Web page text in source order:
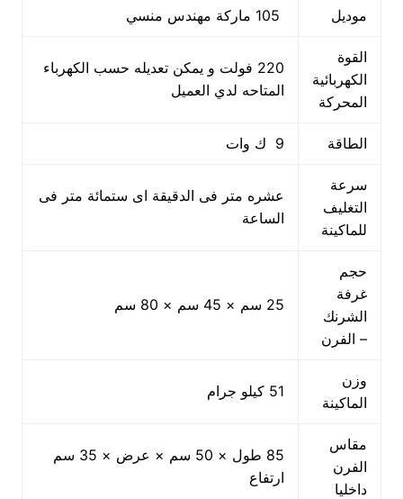
موديل
القوة
الكهربائية
المحركة
220 فولت و يمكن تعديله حسب الكهرباء
المتاحه لدي العميل
الطاقة 9 ك وات
سرعة
التغليف
للماكينة
عشره متر فى الدقيقة اى ستمائة متر فى
الساعة
حجم
غرفة
الشرنك
– الفرن
25 سم × 45 سم × 80 سم
وزن
الماكينة
51 كيلو جرام
مقاس
الفرن
داخليا
85 طول × 50 سم × عرض × 35 سم
ارتفاع